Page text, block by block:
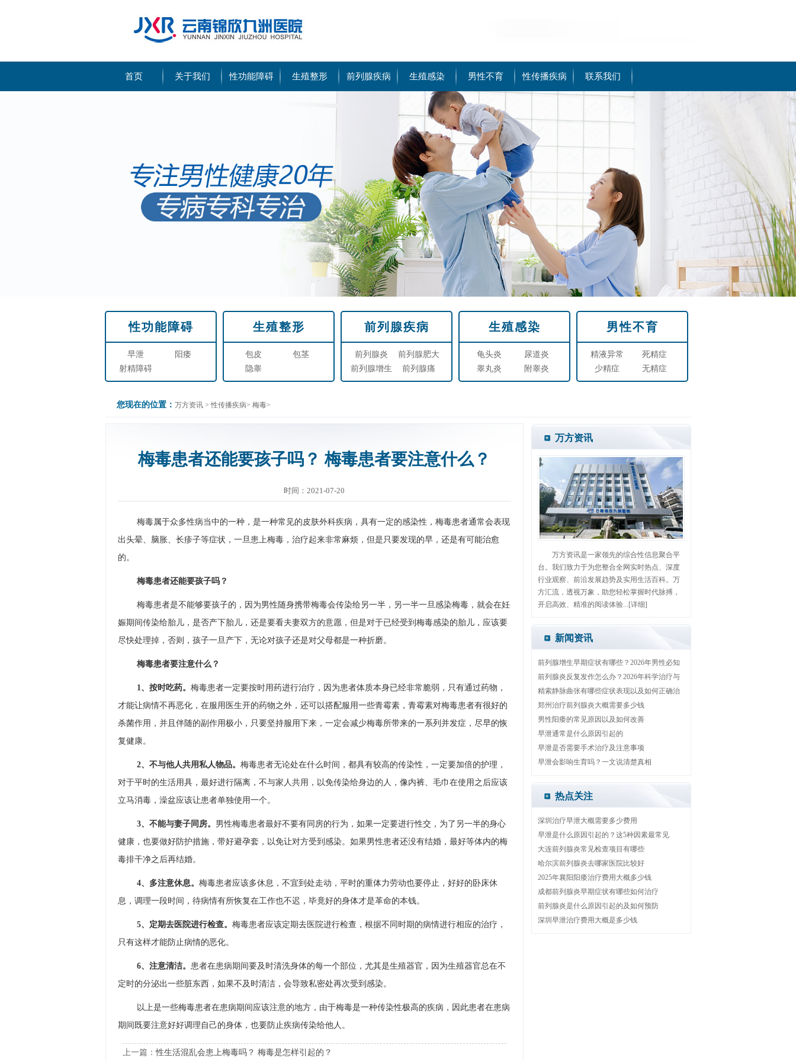
首页 关于我们 性功能障碍 生殖整形 前列腺疾病 生殖感染 男性不育 性传播疾病 联系我们
性功能障碍
早泄
阳痿
射精障碍
生殖整形
包皮
包茎
隐睾
前列腺疾病
前列腺炎
前列腺肥大
前列腺增生
前列腺痛
生殖感染
龟头炎
尿道炎
睾丸炎
附睾炎
男性不育
精液异常
死精症
少精症
无精症
您现在的位置： 万方资讯> 性传播疾病> 梅毒>
梅毒患者还能要孩子吗？ 梅毒患者要注意什么？
时间：2021-07-20
梅毒属于众多性病当中的一种，是一种常见的皮肤外科疾病，具有一定的感染性，梅毒患者通常会表现
出头晕、脑胀、长疹子等症状，一旦患上梅毒，治疗起来非常麻烦，但是只要发现的早，还是有可能治愈
的。
梅毒患者还能要孩子吗？
梅毒患者是不能够要孩子的，因为男性随身携带梅毒会传染给另一半，另一半一旦感染梅毒，就会在妊
娠期间传染给胎儿，是否产下胎儿，还是要看夫妻双方的意愿，但是对于已经受到梅毒感染的胎儿，应该要
尽快处理掉，否则，孩子一旦产下，无论对孩子还是对父母都是一种折磨。
梅毒患者要注意什么？
1、按时吃药。 梅毒患者一定要按时用药进行治疗，因为患者体质本身已经非常脆弱，只有通过药物，
才能让病情不再恶化，在服用医生开的药物之外，还可以搭配服用一些青霉素，青霉素对梅毒患者有很好的
杀菌作用，并且伴随的副作用极小，只要坚持服用下来，一定会减少梅毒所带来的一系列并发症，尽早的恢
复健康。
2、不与他人共用私人物品。 梅毒患者无论处在什么时间，都具有较高的传染性，一定要加倍的护理，
对于平时的生活用具，最好进行隔离，不与家人共用，以免传染给身边的人，像内裤、毛巾在使用之后应该
立马消毒，澡盆应该让患者单独使用一个。
3、不能与妻子同房。 男性梅毒患者最好不要有同房的行为，如果一定要进行性交，为了另一半的身心
健康，也要做好防护措施，带好避孕套，以免让对方受到感染。如果男性患者还没有结婚，最好等体内的梅
毒排干净之后再结婚。
4、多注意休息。 梅毒患者应该多休息，不宜到处走动，平时的重体力劳动也要停止，好好的卧床休
息，调理一段时间，待病情有所恢复在工作也不迟，毕竟好的身体才是革命的本钱。
5、定期去医院进行检查。 梅毒患者应该定期去医院进行检查，根据不同时期的病情进行相应的治疗，
只有这样才能防止病情的恶化。
6、注意清洁。 患者在患病期间要及时清洗身体的每一个部位，尤其是生殖器官，因为生殖器官总在不
定时的分泌出一些脏东西，如果不及时清洁，会导致私密处再次受到感染。
以上是一些梅毒患者在患病期间应该注意的地方，由于梅毒是一种传染性极高的疾病，因此患者在患病
期间既要注意好好调理自己的身体，也要防止疾病传染给他人。
上一篇：性生活混乱会患上梅毒吗？ 梅毒是怎样引起的？
万方资讯
万方资讯是一家领先的综合性信息聚合平
台。我们致力于为您整合全网实时热点、深度
行业观察、前沿发展趋势及实用生活百科。万
方汇流，透视万象，助您轻松掌握时代脉搏，
开启高效、精准的阅读体验...
[详细]
新闻资讯
前列腺增生早期症状有哪些？2026年男性必知
自查与治疗方法
前列腺炎反复发作怎么办？2026年科学治疗与
日常护理全攻略
精索静脉曲张有哪些症状表现以及如何正确治
疗
郑州治疗前列腺炎大概需要多少钱
男性阳痿的常见原因以及如何改善
早泄通常是什么原因引起的
早泄是否需要手术治疗及注意事项
早泄会影响生育吗？一文说清楚真相
热点关注
深圳治疗早泄大概需要多少费用
早泄是什么原因引起的？这5种因素最常见
大连前列腺炎常见检查项目有哪些
哈尔滨前列腺炎去哪家医院比较好
2025年襄阳阳痿治疗费用大概多少钱
成都前列腺炎早期症状有哪些如何治疗
前列腺炎是什么原因引起的及如何预防
深圳早泄治疗费用大概是多少钱